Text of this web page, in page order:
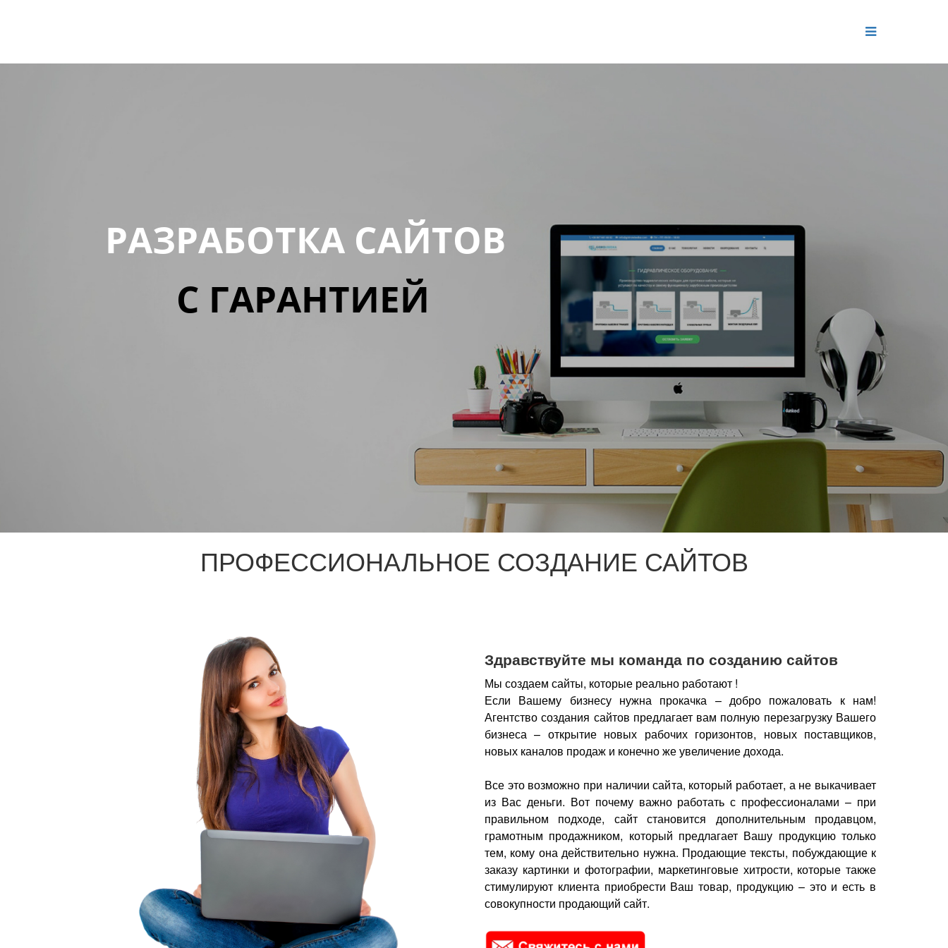
РАЗРАБОТКА САЙТОВ
С ГАРАНТИЕЙ
ПРОФЕССИОНАЛЬНОЕ СОЗДАНИЕ САЙТОВ
Здравствуйте мы команда по созданию сайтов
Мы создаем сайты, которые реально работают !
Если Вашему бизнесу нужна прокачка – добро пожаловать к нам!
Агентство создания сайтов предлагает вам полную перезагрузку Вашего
бизнеса – открытие новых рабочих горизонтов, новых поставщиков,
новых каналов продаж и конечно же увеличение дохода.
Все это возможно при наличии сайта, который работает, а не выкачивает
из Вас деньги. Вот почему важно работать с профессионалами – при
правильном подходе, сайт становится дополнительным продавцом,
грамотным продажником, который предлагает Вашу продукцию только
тем, кому она действительно нужна. Продающие тексты, побуждающие к
заказу картинки и фотографии, маркетинговые хитрости, которые также
стимулируют клиента приобрести Ваш товар, продукцию – это и есть в
совокупности продающий сайт.